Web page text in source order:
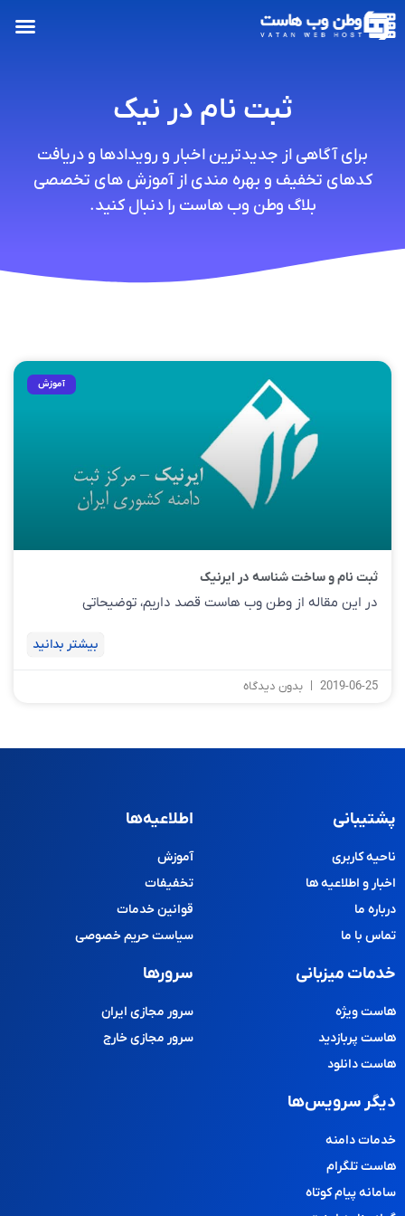
ثبت نام در نیک
برای آگاهی از جدیدترین اخبار و رویدادها و دریافت
کدهای تخفیف و بهره مندی از آموزش های تخصصی
بلاگ وطن وب هاست را دنبال کنید.
آموزش
ثبت نام و ساخت شناسه در ایرنیک
در این مقاله از وطن وب هاست قصد داریم، توضیحاتی
بیشتر بدانید
2019-06-25 بدون دیدگاه
پشتیبانی
ناحیه کاربری
اخبار و اطلاعیه ها
درباره ما
تماس با ما
اطلاعیه‌ها
آموزش
تخفیفات
قوانین خدمات
سیاست حریم خصوصی
خدمات میزبانی
هاست ویژه
هاست پربازدید
هاست دانلود
سرورها
سرور مجازی ایران
سرور مجازی خارج
دیگر سرویس‌ها
خدمات دامنه
هاست تلگرام
سامانه پیام کوتاه